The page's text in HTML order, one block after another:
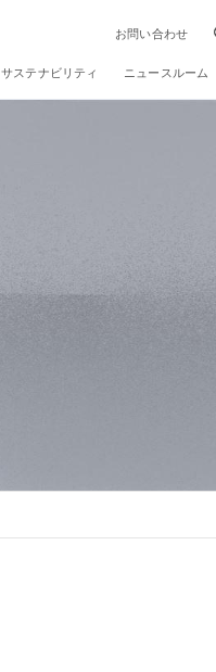
お問い合わせ
サステナビリティ ニュースルーム